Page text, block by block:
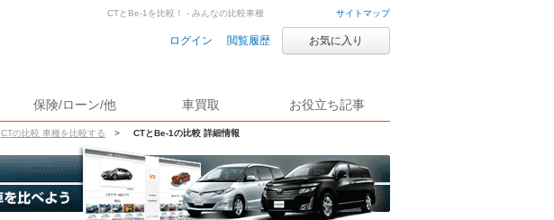
サイトマップ
ログイン 閲覧履歴 お気に入り
保険/ローン/他 車買取 お役立ち記事
CTの比較 車種を比較する > CTとBe-1の比較 詳細情報
CTとBe-1を比較！ - みんなの比較車種